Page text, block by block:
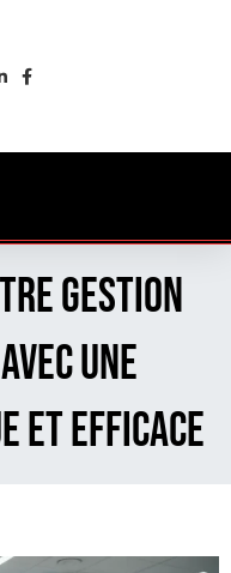
gestion
une
et efficace